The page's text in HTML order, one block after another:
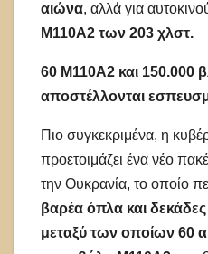
αιώνα, αλλά για
M110A2 των 203 χλστ.
60 M110A2 και 150.000
αποστέλλονται
Πιο συγκεκριμένα, η
προετοιμάζει ένα νέο
την Ουκρανία, το οποίο
βαρέα όπλα και
μεταξύ των οποίων 60